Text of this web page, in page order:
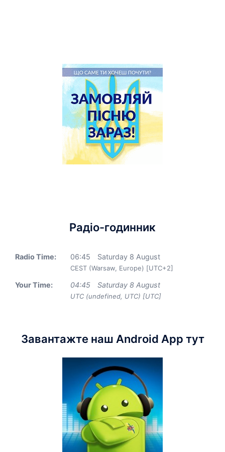
Радіо-годинник
Radio Time: 06:45 Saturday 8 August
CEST (Warsaw, Europe) [UTC+2]
Your Time: 04:45 Saturday 8 August
UTC (undefined, UTC) [UTC]
Завантажте наш Android App тут